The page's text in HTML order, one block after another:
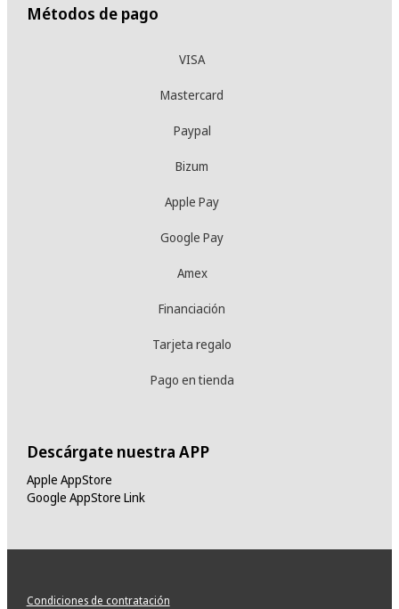
Métodos de pago
VISA
Mastercard
Paypal
Bizum
Apple Pay
Google Pay
Amex
Financiación
Tarjeta regalo
Pago en tienda
Descárgate nuestra APP
Apple AppStore
Google AppStore Link
Condiciones de contratación